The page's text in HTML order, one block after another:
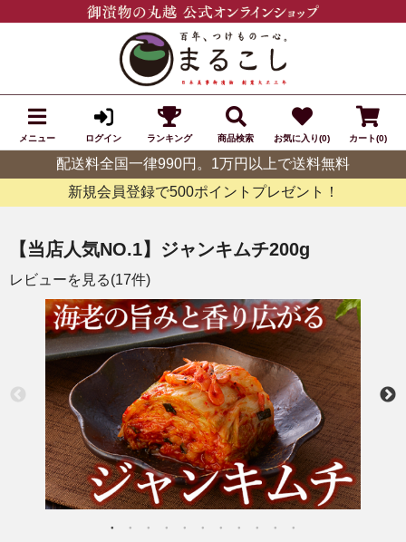
メニュー ログイン ランキング 商品検索 お気に入り(0) カート(0)
配送料全国一律990円。1万円以上で送料無料
新規会員登録で500ポイントプレゼント！
【当店人気NO.1】ジャンキムチ200g
レビューを見る(17件)